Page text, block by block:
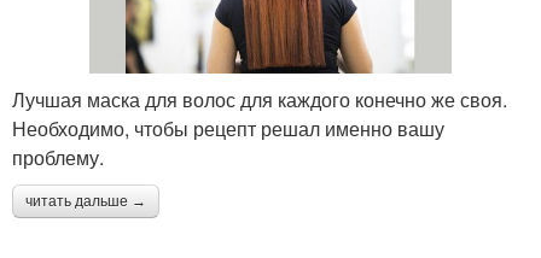
Лучшая маска для волос для каждого конечно же своя.
Необходимо, чтобы рецепт решал именно вашу
проблему.
читать дальше →